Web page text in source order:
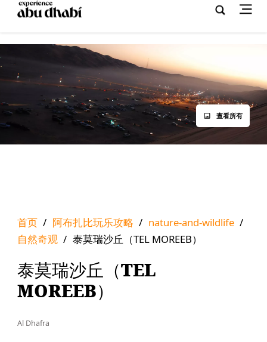
查看所有
首页 / 阿布扎比玩乐攻略 / nature-and-wildlife /
自然奇观 / 泰莫瑞沙丘（TEL MOREEB）
泰莫瑞沙丘（TEL
MOREEB）
Al Dhafra